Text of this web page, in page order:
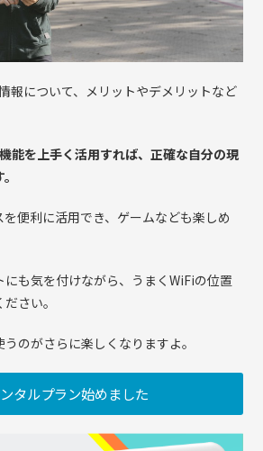
報について、メリットやデメリットなど
能を上手く活用すれば、正確な自分の現
便利に活用でき、ゲームなども楽しめ
も気を付けながら、うまくWiFiの位置
さい。
のがさらに楽しくなりますよ。
タルプラン始めました